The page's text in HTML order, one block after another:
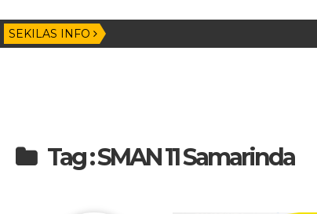
SEKILAS INFO
Tag : SMAN 11 Samarinda